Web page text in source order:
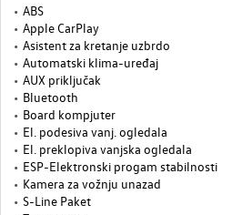
ABS
Apple CarPlay
Asistent za kretanje uzbrdo
Automatski klima-uređaj
AUX priključak
Bluetooth
Board kompjuter
El. podesiva vanj. ogledala
El. preklopiva vanjska ogledala
ESP-Elektronski progam stabilnosti
Kamera za vožnju unazad
S-Line Paket